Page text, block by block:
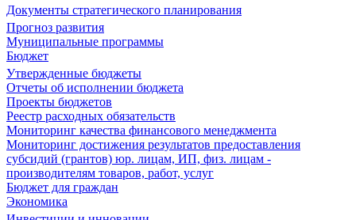
Документы стратегического планирования
Прогноз развития
Муниципальные программы
Бюджет
Утвержденные бюджеты
Отчеты об исполнении бюджета
Проекты бюджетов
Реестр расходных обязательств
Мониторинг качества финансового менеджмента
Мониторинг достижения результатов предоставления
субсидий (грантов) юр. лицам, ИП, физ. лицам -
производителям товаров, работ, услуг
Бюджет для граждан
Экономика